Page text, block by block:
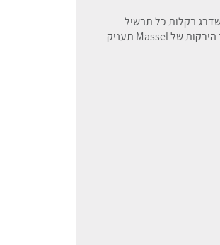
בקלות כל תבשיל
בין אם אתם מכינים מרק ירקות עשיר, תבשיל קדירה או רוטב, אבקת ציר הירקות של Massel תעניק